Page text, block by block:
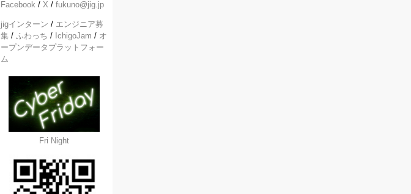
Facebook / X / fukuno@jig.jp
jigインターン / エンジニア募
集 / ふわっち / IchigoJam / オ
ープンデータプラットフォー
ム
Fri Night